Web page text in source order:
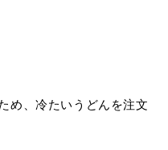
め、冷たいうどんを注文